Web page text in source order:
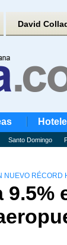
David
Santo Domingo
NUEVO RÉCORD
9.5%